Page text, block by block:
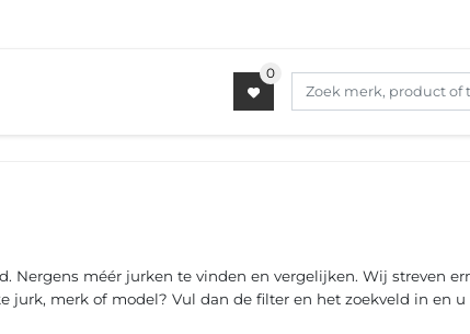
Nergens méér jurken te vinden en vergelijken. Wij streven
jurk, merk of model? Vul dan de filter en het zoekveld in en u